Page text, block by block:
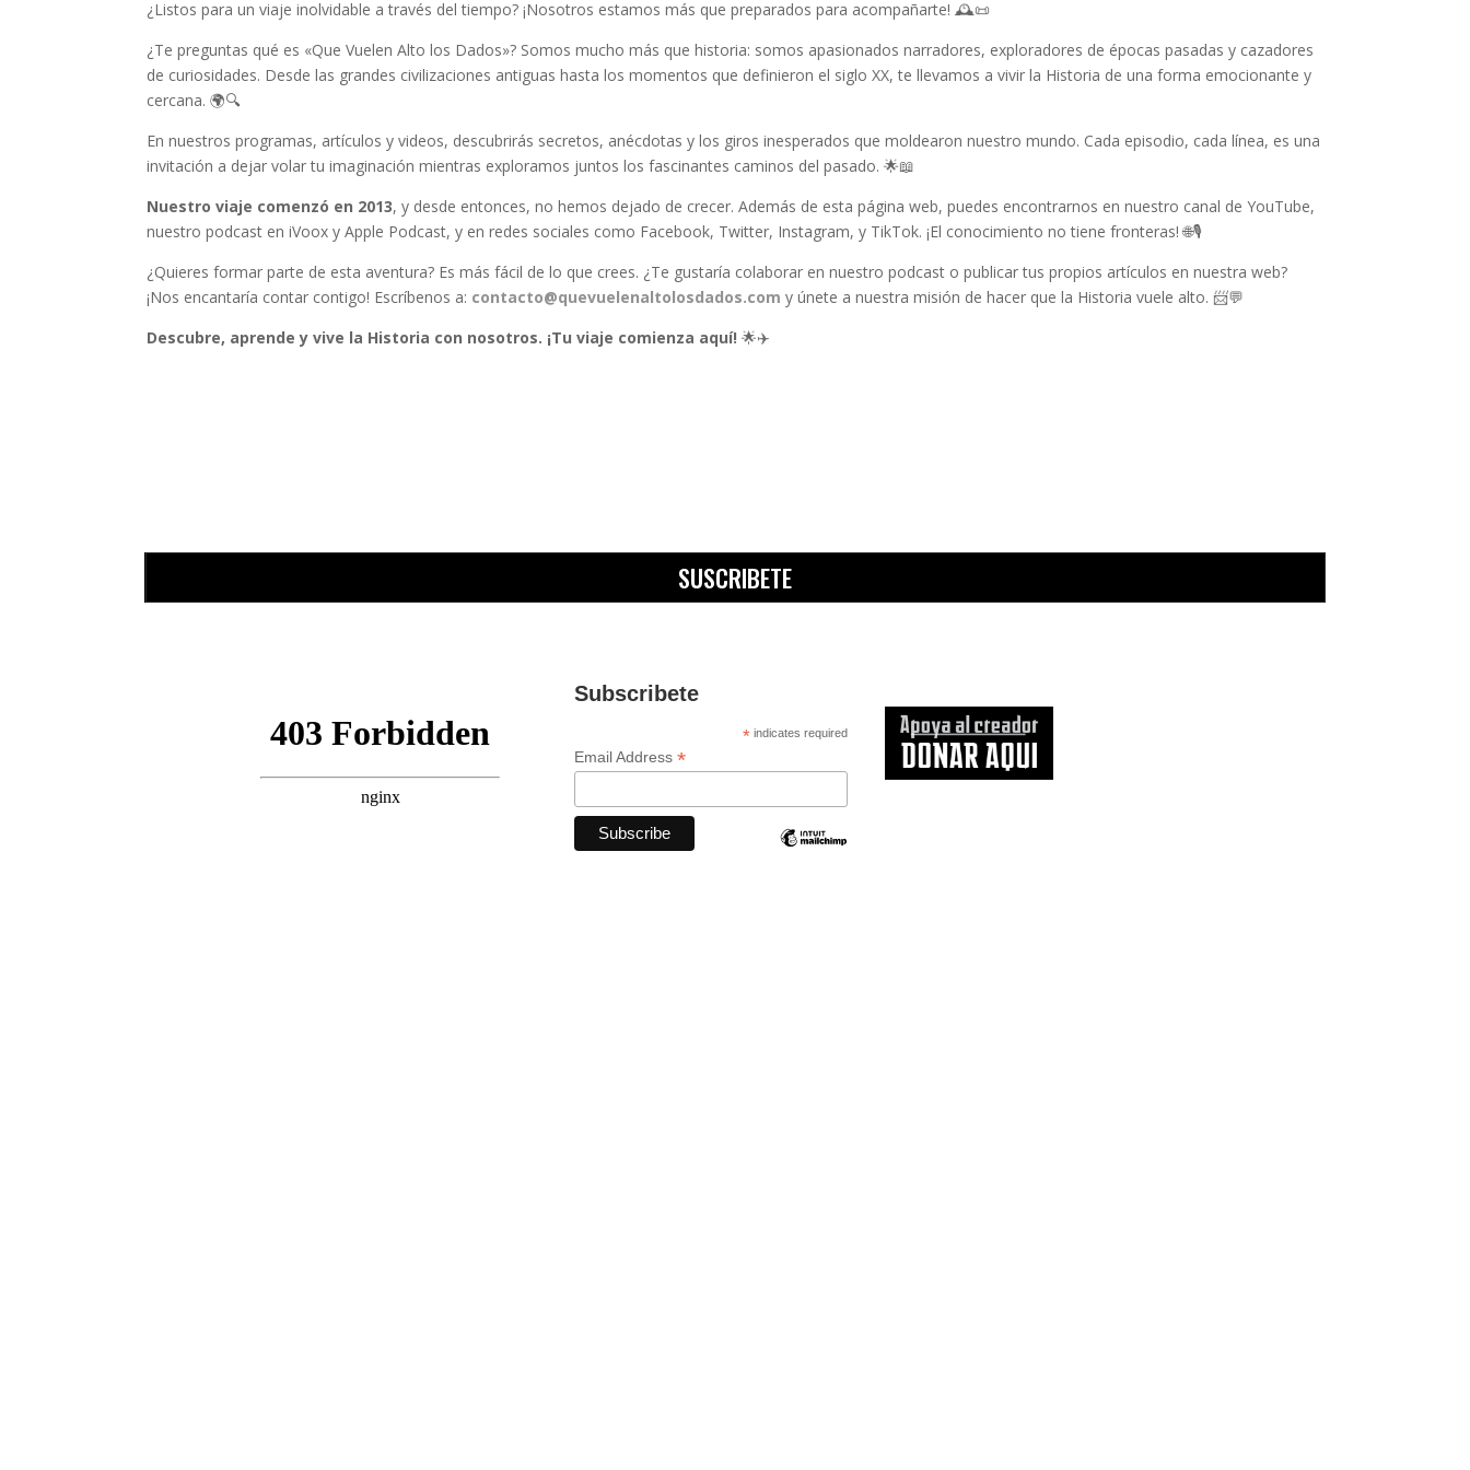
¿Listos para un viaje inolvidable a través del tiempo? ¡Nosotros estamos más que preparados para acompañarte! 🕰️📜
¿Te preguntas qué es «Que Vuelen Alto los Dados»? Somos mucho más que historia: somos apasionados narradores, exploradores de épocas pasadas y cazadores
de curiosidades. Desde las grandes civilizaciones antiguas hasta los momentos que definieron el siglo XX, te llevamos a vivir la Historia de una forma emocionante y
cercana. 🌍🔍
En nuestros programas, artículos y videos, descubrirás secretos, anécdotas y los giros inesperados que moldearon nuestro mundo. Cada episodio, cada línea, es una
invitación a dejar volar tu imaginación mientras exploramos juntos los fascinantes caminos del pasado. 🌟📖
Nuestro viaje comenzó en 2013, y desde entonces, no hemos dejado de crecer. Además de esta página web, puedes encontrarnos en nuestro canal de YouTube,
nuestro podcast en iVoox y Apple Podcast, y en redes sociales como Facebook, Twitter, Instagram, y TikTok. ¡El conocimiento no tiene fronteras! 🌐🎙️
¿Quieres formar parte de esta aventura? Es más fácil de lo que crees. ¿Te gustaría colaborar en nuestro podcast o publicar tus propios artículos en nuestra web?
¡Nos encantaría contar contigo! Escríbenos a: contacto@quevuelenaltolosdados.com y únete a nuestra misión de hacer que la Historia vuele alto. 📨💬
Descubre, aprende y vive la Historia con nosotros. ¡Tu viaje comienza aquí! 🌟✈️
SUSCRIBETE
Subscribete
* indicates required
Email Address*